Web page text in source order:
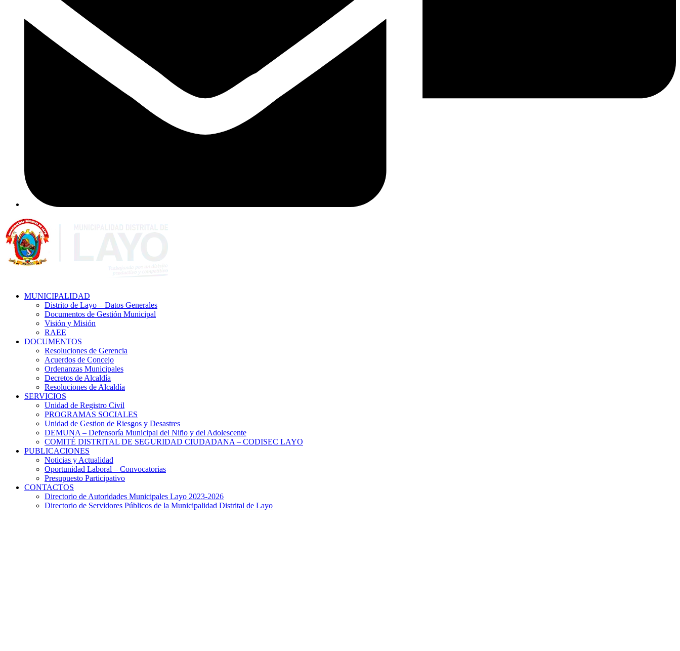
MUNICIPALIDAD
Distrito de Layo – Datos Generales
Documentos de Gestión Municipal
Visión y Misión
RAEE
DOCUMENTOS
Resoluciones de Gerencia
Acuerdos de Concejo
Ordenanzas Municipales
Decretos de Alcaldía
Resoluciones de Alcaldía
SERVICIOS
Unidad de Registro Civil
PROGRAMAS SOCIALES
Unidad de Gestion de Riesgos y Desastres
DEMUNA – Defensoría Municipal del Niño y del Adolescente
COMITÉ DISTRITAL DE SEGURIDAD CIUDADANA – CODISEC LAYO
PUBLICACIONES
Noticias y Actualidad
Oportunidad Laboral – Convocatorias
Presupuesto Participativo
CONTACTOS
Directorio de Autoridades Municipales Layo 2023-2026
Directorio de Servidores Públicos de la Municipalidad Distrital de Layo